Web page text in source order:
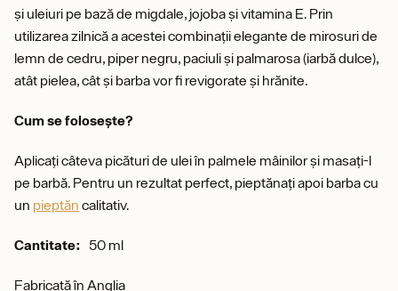
și uleiuri pe bază de migdale, jojoba și vitamina E. Prin
utilizarea zilnică a acestei combinații elegante de mirosuri de
lemn de cedru, piper negru, paciuli și palmarosa (iarbă dulce),
atât pielea, cât și barba vor fi revigorate și hrănite.
Cum se folosește?
Aplicați câteva picături de ulei în palmele mâinilor și masați-l
pe barbă. Pentru un rezultat perfect, pieptănați apoi barba cu
un pieptăn calitativ.
Cantitate: 50 ml
Fabricată în Anglia